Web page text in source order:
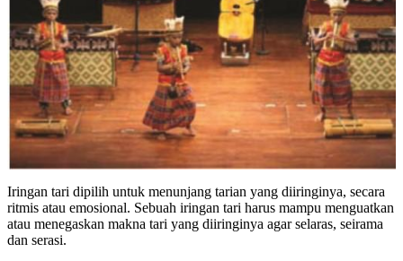
Iringan tari dipilih untuk menunjang tarian yang diiringinya, secara
ritmis atau emosional. Sebuah iringan tari harus mampu menguatkan
atau menegaskan makna tari yang diiringinya agar selaras, seirama
dan serasi.